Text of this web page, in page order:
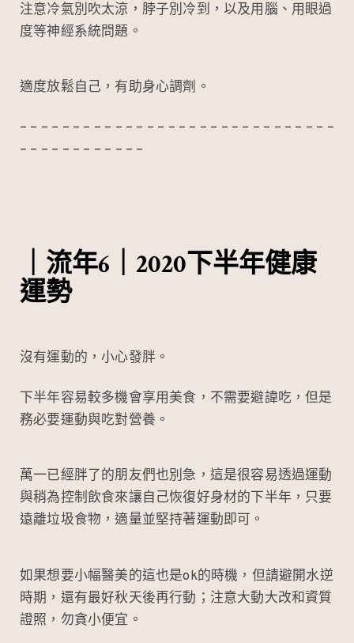
注意冷氣別吹太涼，脖子別冷到，以及用腦、用眼過
度等神經系統問題。
適度放鬆自己，有助身心調劑。
– – – – – – – – – – – – – – – – – – – – – – – – – – – – – –
– – – – – – – – – – – –
｜流年6｜2020下半年健康
運勢
沒有運動的，小心發胖。
下半年容易較多機會享用美食，不需要避諱吃，但是
務必要運動與吃對營養。
萬一已經胖了的朋友們也別急，這是很容易透過運動
與稍為控制飲食來讓自己恢復好身材的下半年，只要
遠離垃圾食物，適量並堅持著運動即可。
如果想要小幅醫美的這也是ok的時機，但請避開水逆
時期，還有最好秋天後再行動；注意大動大改和資質
證照，勿貪小便宜。